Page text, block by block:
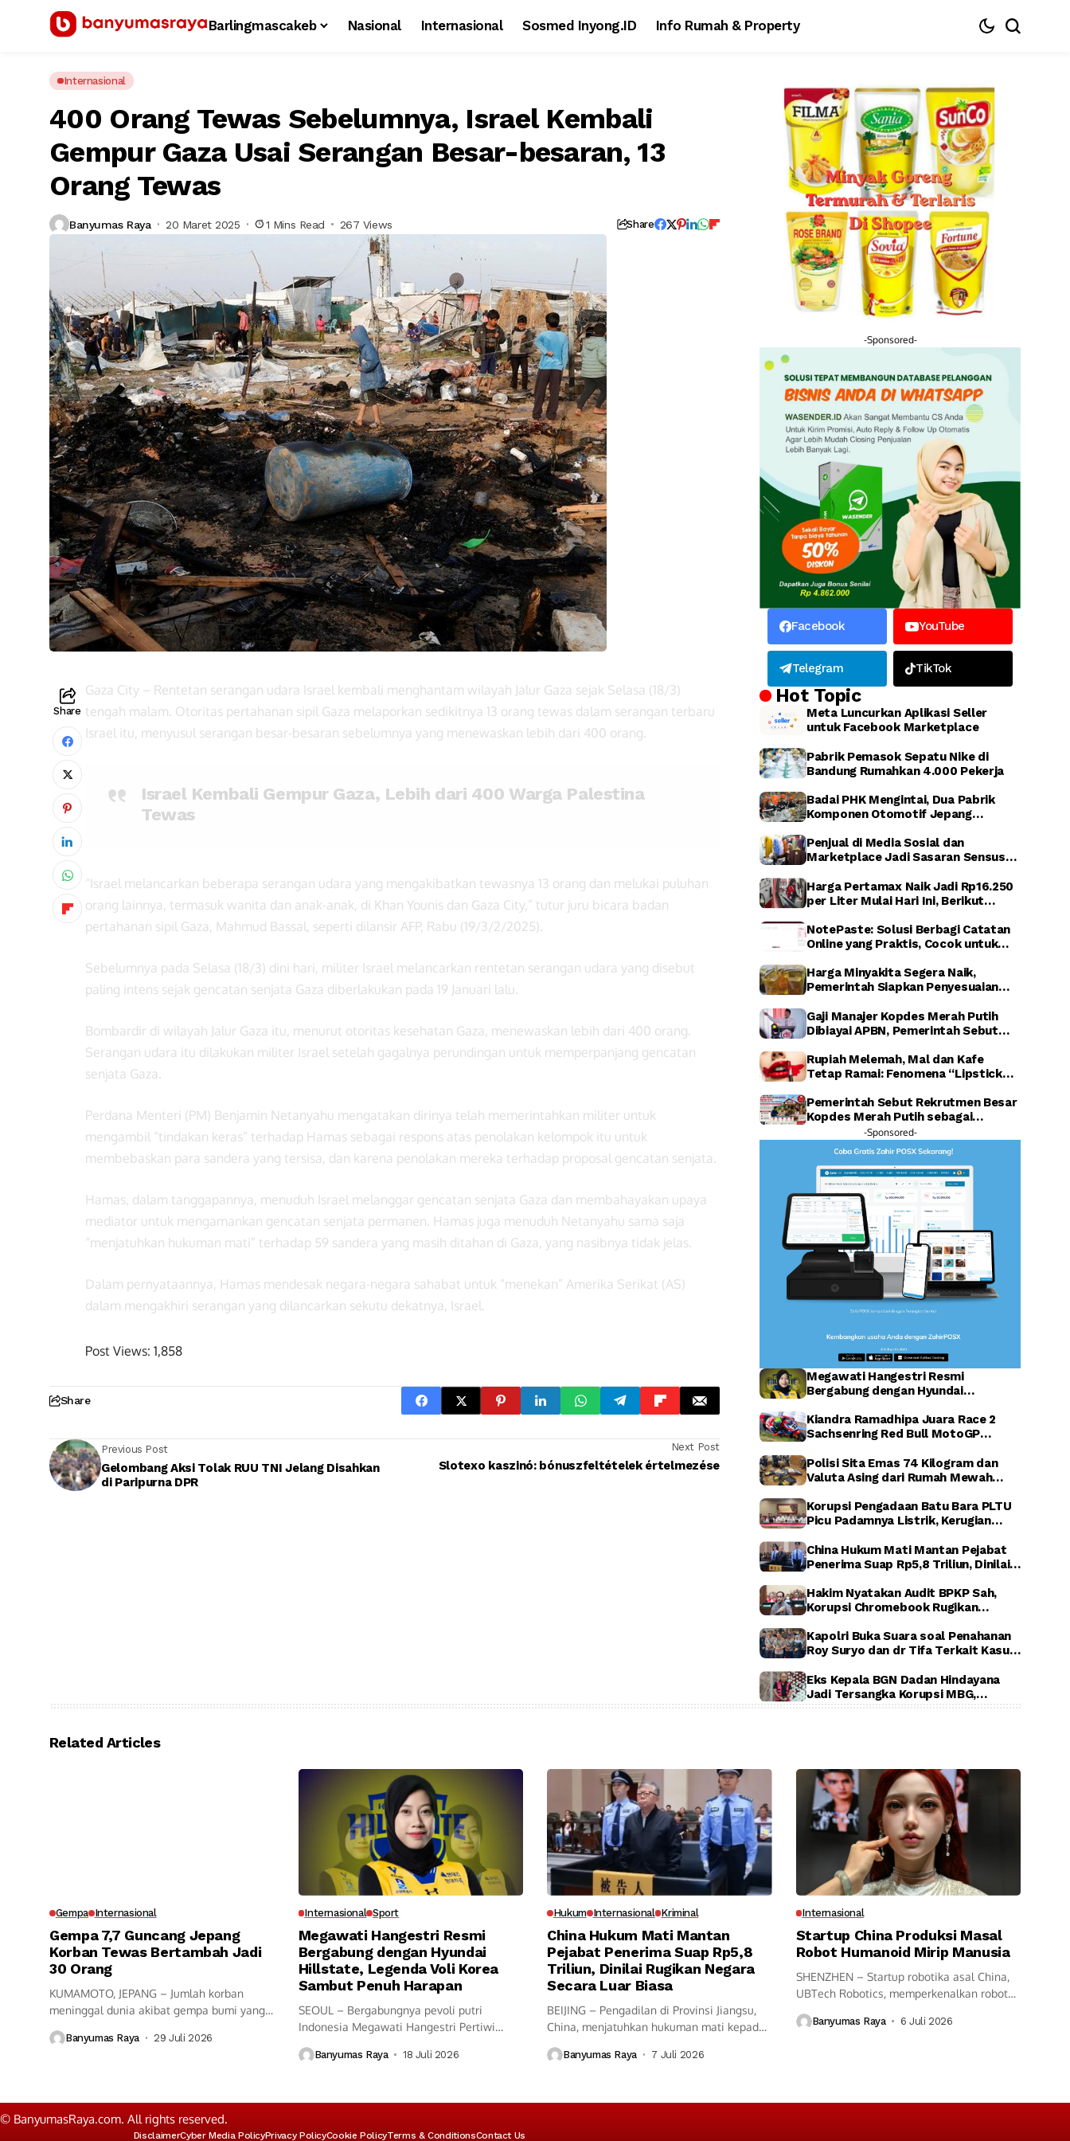
Barlingmascakeb Nasional Internasional Sosmed Inyong.ID Info Rumah & Property
Internasional
400 Orang Tewas Sebelumnya, Israel Kembali
Gempur Gaza Usai Serangan Besar-besaran, 13
Orang Tewas
Banyumas Raya 20 Maret 2025 1 Mins Read 267 Views Share
Share
Gaza City – Rentetan serangan udara Israel kembali menghantam wilayah Jalur Gaza sejak Selasa (18/3)
tengah malam. Otoritas pertahanan sipil Gaza melaporkan sedikitnya 13 orang tewas dalam serangan terbaru
Israel itu, menyusul serangan besar-besaran sebelumnya yang menewaskan lebih dari 400 orang.
Israel Kembali Gempur Gaza, Lebih dari 400 Warga Palestina
Tewas
“Israel melancarkan beberapa serangan udara yang mengakibatkan tewasnya 13 orang dan melukai puluhan
orang lainnya, termasuk wanita dan anak-anak, di Khan Younis dan Gaza City,” tutur juru bicara badan
pertahanan sipil Gaza, Mahmud Bassal, seperti dilansir AFP, Rabu (19/3/2/2025).
Sebelumnya pada Selasa (18/3) dini hari, militer Israel melancarkan rentetan serangan udara yang disebut
paling intens sejak gencatan senjata Gaza diberlakukan pada 19 Januari lalu.
Bombardir di wilayah Jalur Gaza itu, menurut otoritas kesehatan Gaza, menewaskan lebih dari 400 orang.
Serangan udara itu dilakukan militer Israel setelah gagalnya perundingan untuk memperpanjang gencatan
senjata Gaza.
Perdana Menteri (PM) Benjamin Netanyahu mengatakan dirinya telah memerintahkan militer untuk
mengambil “tindakan keras” terhadap Hamas sebagai respons atas penolakan kelompok itu untuk
membebaskan para sandera yang tersisa, dan karena penolakan mereka terhadap proposal gencatan senjata.
Hamas, dalam tanggapannya, menuduh Israel melanggar gencatan senjata Gaza dan membahayakan upaya
mediator untuk mengamankan gencatan senjata permanen. Hamas juga menuduh Netanyahu sama saja
“menjatuhkan hukuman mati” terhadap 59 sandera yang masih ditahan di Gaza, yang nasibnya tidak jelas.
Dalam pernyataannya, Hamas mendesak negara-negara sahabat untuk “menekan” Amerika Serikat (AS)
dalam mengakhiri serangan yang dilancarkan sekutu dekatnya, Israel.
Post Views: 1,858
Share
Previous Post
Gelombang Aksi Tolak RUU TNI Jelang Disahkan
di Paripurna DPR
Next Post
Slotexo kaszinó: bónuszfeltételek értelmezése
-Sponsored-
Facebook YouTube
Telegram TikTok
Hot Topic
Meta Luncurkan Aplikasi Seller
untuk Facebook Marketplace
Pabrik Pemasok Sepatu Nike di
Bandung Rumahkan 4.000 Pekerja
Badai PHK Mengintai, Dua Pabrik
Komponen Otomotif Jepang
Penjual di Media Sosial dan
Marketplace Jadi Sasaran Sensus
Harga Pertamax Naik Jadi Rp16.250
per Liter Mulai Hari Ini, Berikut
NotePaste: Solusi Berbagi Catatan
Online yang Praktis, Cocok untuk
Harga Minyakita Segera Naik,
Pemerintah Siapkan Penyesuaian
Gaji Manajer Kopdes Merah Putih
Dibiayai APBN, Pemerintah Sebut
Rupiah Melemah, Mal dan Kafe
Tetap Ramai: Fenomena “Lipstick
Pemerintah Sebut Rekrutmen Besar
Kopdes Merah Putih sebagai
Investasi SDM Raksasa
-Sponsored-
Megawati Hangestri Resmi
Bergabung dengan Hyundai
Sambut Penuh Harapan
Kiandra Ramadhipa Juara Race 2
Sachsenring Red Bull MotoGP
Berkumandang di Jerman
Polisi Sita Emas 74 Kilogram dan
Valuta Asing dari Rumah Mewah
ASABRI, dan Krakatau Steel
Korupsi Pengadaan Batu Bara PLTU
Picu Padamnya Listrik, Kerugian
China Hukum Mati Mantan Pejabat
Penerima Suap Rp5,8 Triliun, Dinilai
Hakim Nyatakan Audit BPKP Sah,
Korupsi Chromebook Rugikan
Kapolri Buka Suara soal Penahanan
Roy Suryo dan dr Tifa Terkait Kasus
Eks Kepala BGN Dadan Hindayana
Jadi Tersangka Korupsi MBG,
Related Articles
Gempa Internasional
Gempa 7,7 Guncang Jepang
Korban Tewas Bertambah Jadi
30 Orang
KUMAMOTO, JEPANG – Jumlah korban
meninggal dunia akibat gempa bumi yang
Banyumas Raya 29 Juli 2026
Internasional Sport
Megawati Hangestri Resmi
Bergabung dengan Hyundai
Hillstate, Legenda Voli Korea
Sambut Penuh Harapan
SEOUL – Bergabungnya pevoli putri
Indonesia Megawati Hangestri Pertiwi
Banyumas Raya 18 Juli 2026
Hukum Internasional Kriminal
China Hukum Mati Mantan
Pejabat Penerima Suap Rp5,8
Triliun, Dinilai Rugikan Negara
Secara Luar Biasa
BEIJING – Pengadilan di Provinsi Jiangsu,
China, menjatuhkan hukuman mati kepada
Banyumas Raya 7 Juli 2026
Internasional
Startup China Produksi Masal
Robot Humanoid Mirip Manusia
SHENZHEN – Startup robotika asal China,
UBTech Robotics, memperkenalkan robot
Banyumas Raya 6 Juli 2026
© BanyumasRaya.com. All rights reserved.
DisclaimerCyber Media PolicyPrivacy PolicyCookie PolicyTerms & ConditionsContact Us